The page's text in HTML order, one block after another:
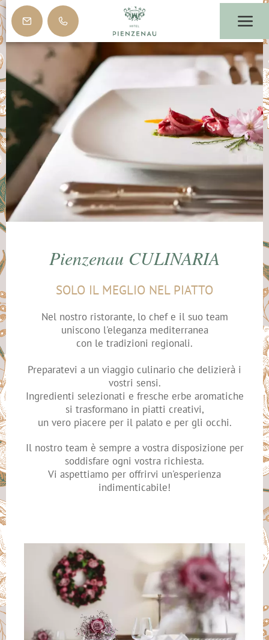
Pienzenau CULINARIA
SOLO IL MEGLIO NEL PIATTO
Nel nostro ristorante, lo chef e il suo team
uniscono l'eleganza mediterranea
con le tradizioni regionali.
Preparatevi a un viaggio culinario che delizierà i
vostri sensi.
Ingredienti selezionati e fresche erbe aromatiche
si trasformano in piatti creativi,
un vero piacere per il palato e per gli occhi.
Il nostro team è sempre a vostra disposizione per
soddisfare ogni vostra richiesta.
Vi aspettiamo per offrirvi un'esperienza
indimenticabile!